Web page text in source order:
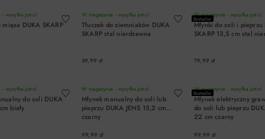
wysyłka jutro!
mięsa DUKA SKARP
W magazynie - wysyłka jutro!
Tłuczek do ziemniaków DUKA
SKARP stal nierdzewna
39,99 zł
Bestseller
W magazynie - wysyłka jutro!
Młynki do soli i pieprzu
SKARP 13,5 cm stal
79,99 zł
wysyłka jutro!
do soli DUKA
biały
W magazynie - wysyłka jutro!
Młynek manualny do soli lub
pieprzu DUKA JENS 15,2 cm
czarny
99,99 zł
Bestseller
W magazynie - wysyłka jutro!
Młynek elektryczny
do soli lub pieprzu
22 cm czarny
99,99 zł